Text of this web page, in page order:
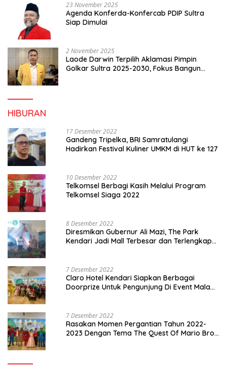
23 November 2025
Agenda Konferda-Konfercab PDIP Sultra
Siap Dimulai
2 November 2025
Laode Darwin Terpilih Aklamasi Pimpin
Golkar Sultra 2025-2030, Fokus Bangun
HIBURAN
17 Desember 2022
Gandeng Tripelka, BRI Samratulangi
Hadirkan Festival Kuliner UMKM di HUT ke 127
10 Desember 2022
Telkomsel Berbagi Kasih Melalui Program
Telkomsel Siaga 2022
8 Desember 2022
Diresmikan Gubernur Ali Mazi, The Park
Kendari Jadi Mall Terbesar dan Terlengkap
7 Desember 2022
Claro Hotel Kendari Siapkan Berbagai
Doorprize Untuk Pengunjung Di Event Malam
7 Desember 2022
Rasakan Momen Pergantian Tahun 2022-
2023 Dengan Tema The Quest Of Mario Bros